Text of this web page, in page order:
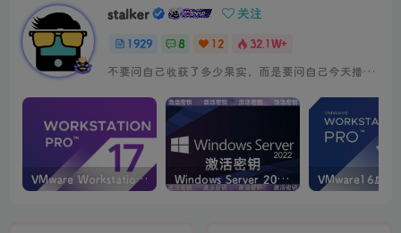
stalker 关注
1929 8 12
32.1W+
不要问自己收获了多少果实，而是要问自己今天播种了多少种子
VMware Workstation PRO v17.6.4 正式版_虚拟机(带激活密钥) Windows Server 2022激活密钥 2024 5月更新